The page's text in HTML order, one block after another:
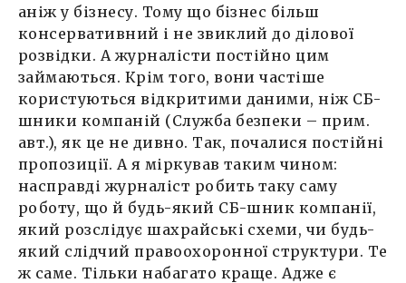
аніж у бізнесу. Тому що бізнес більш
консервативний і не звиклий до ділової
розвідки. А журналісти постійно цим
займаються. Крім того, вони частіше
користуються відкритими даними, ніж СБ-
шники компаній (Служба безпеки – прим.
авт.), як це не дивно. Так, почалися постійні
пропозиції. А я міркував таким чином:
насправді журналіст робить таку саму
роботу, що й будь-який СБ-шник компанії,
який розслідує шахрайські схеми, чи будь-
який слідчий правоохоронної структури. Те
ж саме. Тільки набагато краще. Адже є